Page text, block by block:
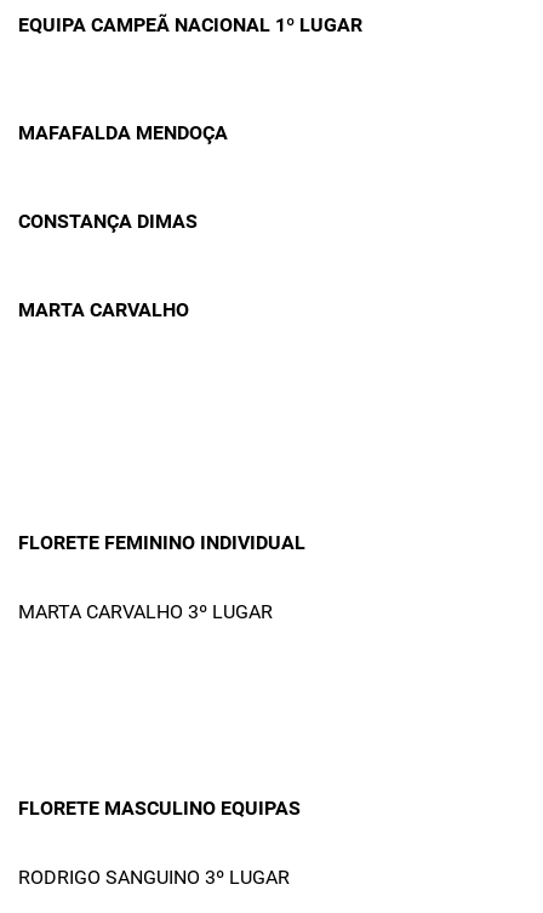
EQUIPA CAMPEÃ NACIONAL 1º LUGAR
MAFAFALDA MENDOÇA
CONSTANÇA DIMAS
MARTA CARVALHO
FLORETE FEMININO INDIVIDUAL
MARTA CARVALHO 3º LUGAR
FLORETE MASCULINO EQUIPAS
RODRIGO SANGUINO 3º LUGAR